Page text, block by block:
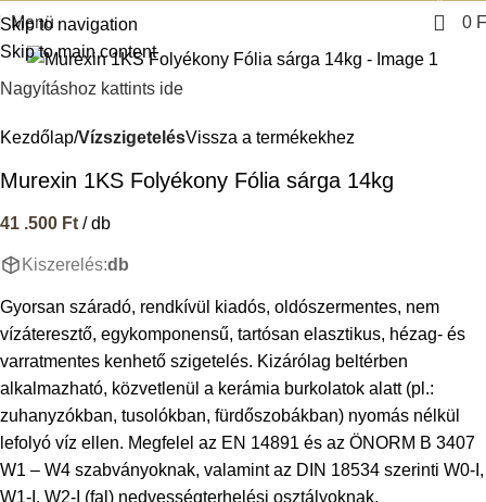
Skip to navigation
Skip to main content
Menü 0
Nagyításhoz kattints ide
Kezdőlap VízszigetelésVissza a termékekhez
Murexin 1KS Folyékony Fólia sárga 14kg
41 .500 Ft / db
Kiszerelés:db
Gyorsan száradó, rendkívül kiadós, oldószermentes, nem
vízáteresztő, egykomponensű, tartósan elasztikus, hézag- és
varratmentes kenhető szigetelés. Kizárólag beltérben
alkalmazható, közvetlenül a kerámia burkolatok alatt (pl.:
zuhanyzókban, tusolókban, fürdőszobákban) nyomás nélkül
lefolyó víz ellen. Megfelel az EN 14891 és az ÖNORM B 3407
W1 – W4 szabványoknak, valamint az DIN 18534 szerinti W0-I,
W1-I, W2-I (fal) nedvességterhelési osztályoknak.